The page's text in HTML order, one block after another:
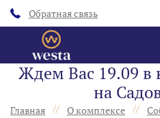
Обратная связь
Ждем Вас 19.09 в
на
Главная // О комплексе //